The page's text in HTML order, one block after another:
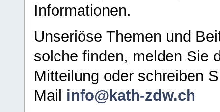
Informationen.
Unseriöse Themen und
solche finden, melden Sie
Mitteilung oder schreiben
Mail info@kath-zdw.ch